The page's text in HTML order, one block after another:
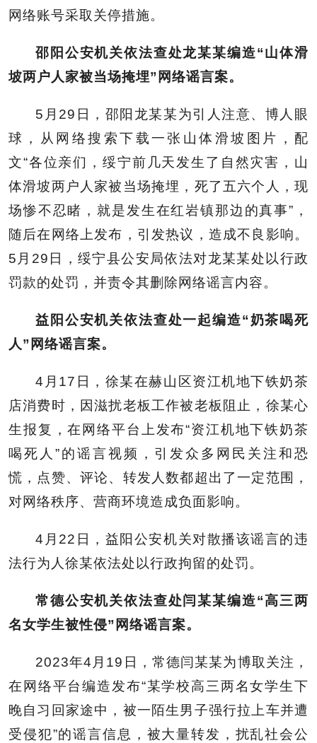
网络账号采取关停措施。
邵阳公安机关依法查处龙某某编造“山体滑
坡两户人家被当场掩埋”网络谣言案。
5月29日，邵阳龙某某为引人注意、博人眼
球，从网络搜索下载一张山体滑坡图片，配
文“各位亲们，绥宁前几天发生了自然灾害，山
体滑坡两户人家被当场掩埋，死了五六个人，现
场惨不忍睹，就是发生在红岩镇那边的真事”，
随后在网络上发布，引发热议，造成不良影响。
5月29日，绥宁县公安局依法对龙某某处以行政
罚款的处罚，并责令其删除网络谣言内容。
益阳公安机关依法查处一起编造“奶茶喝死
人”网络谣言案。
4月17日，徐某在赫山区资江机地下铁奶茶
店消费时，因滋扰老板工作被老板阻止，徐某心
生报复，在网络平台上发布“资江机地下铁奶茶
喝死人”的谣言视频，引发众多网民关注和恐
慌，点赞、评论、转发人数都超出了一定范围，
对网络秩序、营商环境造成负面影响。
4月22日，益阳公安机关对散播该谣言的违
法行为人徐某依法处以行政拘留的处罚。
常德公安机关依法查处闫某某编造“高三两
名女学生被性侵”网络谣言案。
2023年4月19日，常德闫某某为博取关注，
在网络平台编造发布“某学校高三两名女学生下
晚自习回家途中，被一陌生男子强行拉上车并遭
受侵犯”的谣言信息，被大量转发，扰乱社会公